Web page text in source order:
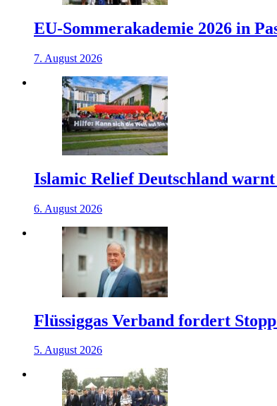
EU-Sommerakademie 2026 in
7. August 2026
Islamic Relief Deutschland
6. August 2026
Flüssiggas Verband fordert
5. August 2026